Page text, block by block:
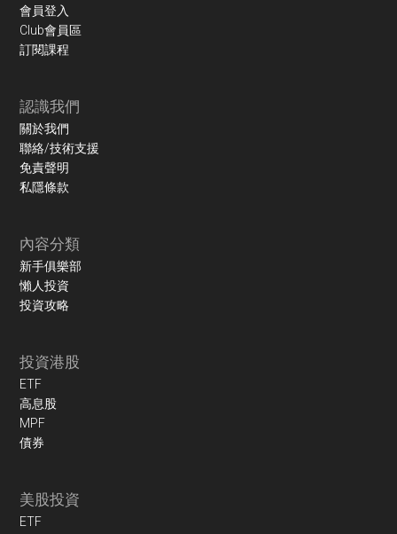
會員登入
Club會員區
訂閱課程
認識我們
關於我們
聯絡/技術支援
免責聲明
私隱條款
內容分類
新手俱樂部
懶人投資
投資攻略
投資港股
ETF
高息股
MPF
債券
美股投資
ETF